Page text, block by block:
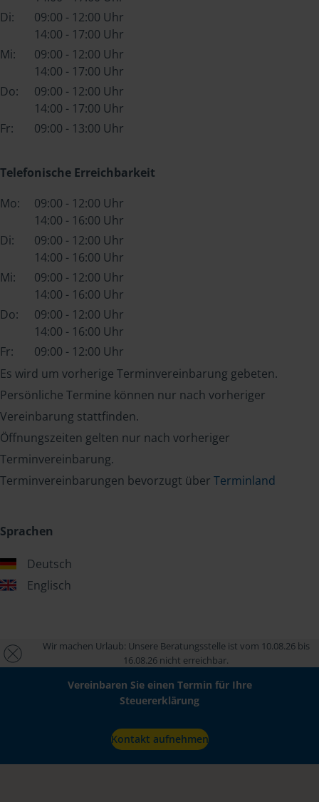
Di:
09:00 - 12:00 Uhr
14:00 - 17:00 Uhr
Mi:
09:00 - 12:00 Uhr
14:00 - 17:00 Uhr
Do:
09:00 - 12:00 Uhr
14:00 - 17:00 Uhr
Fr:
09:00 - 13:00 Uhr
Telefonische Erreichbarkeit
Mo:
09:00 - 12:00 Uhr
14:00 - 16:00 Uhr
Di:
09:00 - 12:00 Uhr
14:00 - 16:00 Uhr
Mi:
09:00 - 12:00 Uhr
14:00 - 16:00 Uhr
Do:
09:00 - 12:00 Uhr
14:00 - 16:00 Uhr
Fr:
09:00 - 12:00 Uhr
Es wird um vorherige Terminvereinbarung gebeten.
Persönliche Termine können nur nach vorheriger
Vereinbarung stattfinden.
Öffnungszeiten gelten nur nach vorheriger
Terminvereinbarung.
Terminvereinbarungen bevorzugt über Terminland
Sprachen
Deutsch
Englisch
Wir machen Urlaub: Unsere Beratungsstelle ist vom 10.08.26 bis
16.08.26 nicht erreichbar.
Vereinbaren Sie einen Termin für Ihre
Steuererklärung
Kontakt aufnehmen